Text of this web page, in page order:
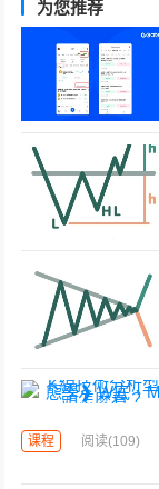
为您推荐
课程 阅读(109)